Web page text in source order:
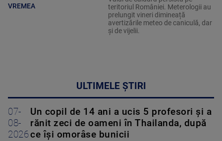
VREMEA
teritoriul României. Meterologii au
prelungit vineri dimineață
avertizările meteo de caniculă, dar
și de vijelii.
ULTIMELE ȘTIRI
07-
08-
2026
Un copil de 14 ani a ucis 5 profesori și a
rănit zeci de oameni în Thailanda, după
ce își omorâse bunicii